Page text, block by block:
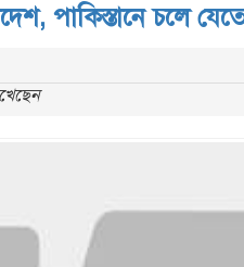
পাকিস্তানে চলে